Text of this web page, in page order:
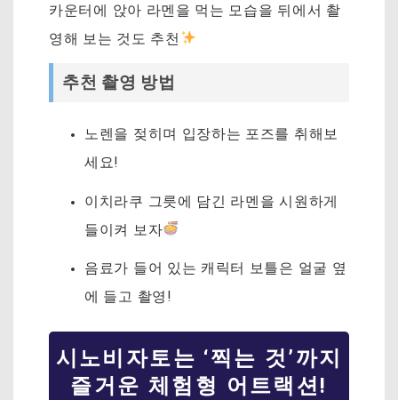
카운터에 앉아 라멘을 먹는 모습을 뒤에서 촬
영해 보는 것도 추천
추천 촬영 방법
노렌을 젖히며 입장하는 포즈를 취해보
세요!
이치라쿠 그릇에 담긴 라멘을 시원하게
들이켜 보자
음료가 들어 있는 캐릭터 보틀은 얼굴 옆
에 들고 촬영!
시노비자토는 ‘찍는 것’까지
즐거운 체험형 어트랙션!